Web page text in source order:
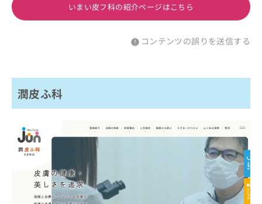
いまい皮フ科の紹介ページはこちら
コンテンツの誤りを送信する
潤皮ふ科